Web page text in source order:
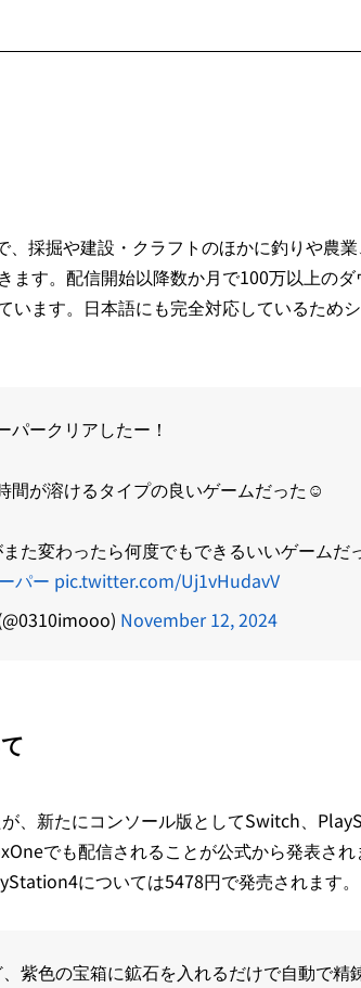
採掘や建設・クラフトのほかに釣りや農
す。配信開始以降数か月で100万以上の
ます。日本語にも完全対応しているため
パークリアしたー！
間が溶けるタイプの良いゲームだった☺️
た変わったら何度でもできるいいゲームだ
パー pic.twitter.com/Uj1vHudavV
November 12, 2024
、新たにコンソール版としてSwitch、
でも配信されることが公式から発表さ
については5478円で発売されます。
紫色の宝箱に鉱石を入れるだけで自動で精